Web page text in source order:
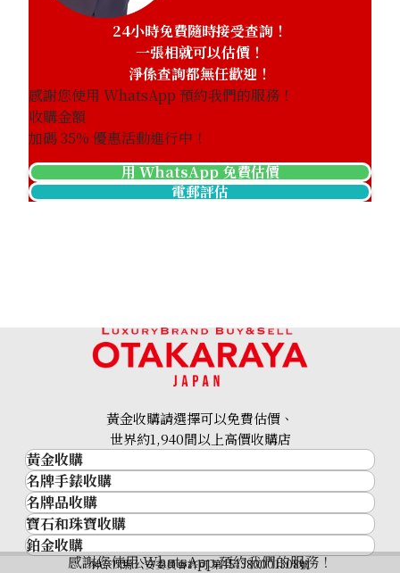
K18WG diamond brooch
參考回收價
HKD 9,110.91
24小時免費隨時接受查詢！
一張相就可以估價！
淨係查詢都無任歡迎！
感謝您使用 WhatsApp 預約我們的服務！
收購金額
加碼35% 優惠活動進行中！
用 WhatsApp 免費估價
電郵評估
感謝您使用 WhatsApp 預約我們的服務！
黃金收購請選擇可以免費估價、
世界約1,940間以上高價收購店
黃金收購
黃金･金條
金條
金幣及銀幣
過去十年黃金價格
名牌手錶收購
名牌手錶收購
勞力士 (Rolex)
Patek Philippe
名牌品收購
名牌品收購
HERMES
寶石和珠寶收購
寶石和珠寶
鉑金收購
神奈川縣公安委員會許可 第451380001308號